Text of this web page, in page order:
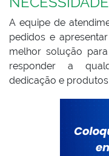
A equipe de
pedidos e
melhor solução
responder a
dedicação e